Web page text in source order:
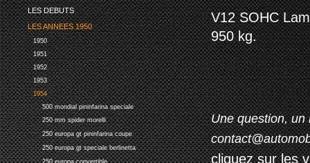
LES DEBUTS
LES ANNEES 1950
1950
1951
1952
1953
1954
500 mondial pininfarina speciale
250 mm spider morelli
250 europa gt pininfarina coupe
250 europa gt speciale berlinetta
250 europa convertible
V12 SOHC
950 kg.
Une question, un
cliquez sur les